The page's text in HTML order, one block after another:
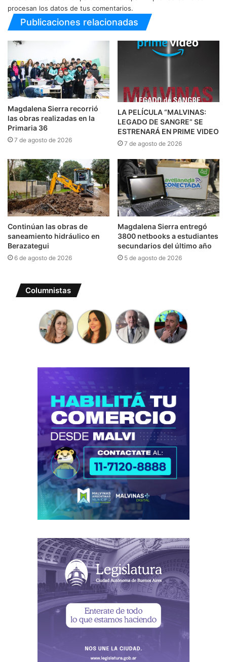
procesan los datos de tus comentarios.
Publicaciones relacionadas
Magdalena Sierra recorrió
las obras realizadas en la
Primaria 36
7 de agosto de 2026
LA PELÍCULA “MALVINAS:
LEGADO DE SANGRE” SE
ESTRENARÁ EN PRIME VIDEO
7 de agosto de 2026
Continúan las obras de
saneamiento hidráulico en
Berazategui
6 de agosto de 2026
Magdalena Sierra entregó
3800 netbooks a estudiantes
secundarios del último año
5 de agosto de 2026
Columnistas